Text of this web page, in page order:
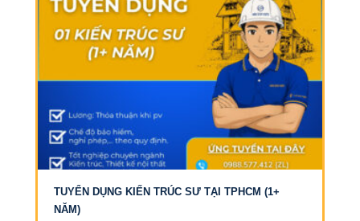
TUYỂN DỤNG KIẾN TRÚC SƯ TẠI TPHCM (1+
NĂM)